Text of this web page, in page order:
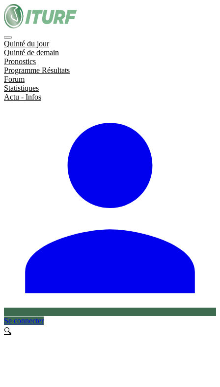
Quinté du jour
Quinté de demain
Pronostics
Programme Résultats
Forum
Statistiques
Actu - Infos
Se connecter
🔍